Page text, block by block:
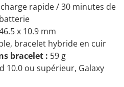
rapide / 30 minutes de
x 10.9 mm
bracelet hybride en cuir
bracelet : 59 g
10.0 ou supérieur, Galaxy